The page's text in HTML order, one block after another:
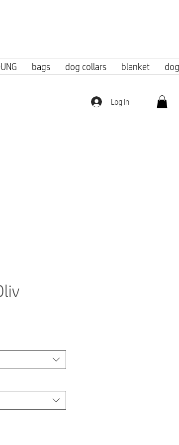
bags dog collars blanket
Log In